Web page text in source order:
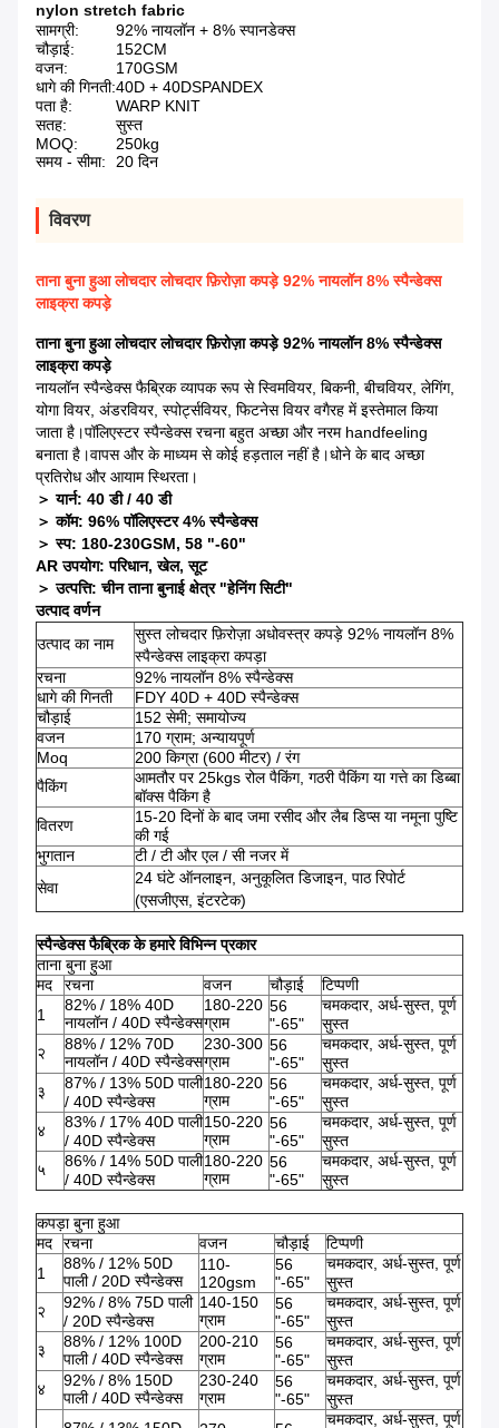
nylon stretch fabric
सामग्री:
92% नायलॉन + 8% स्पानडेक्स
चौड़ाई:
152CM
वजन:
170GSM
धागे की गिनती:40D + 40DSPANDEX
पता है:
WARP KNIT
सतह:
सुस्त
MOQ:
250kg
समय - सीमा:
20 दिन
विवरण
ताना बुना हुआ लोचदार लोचदार फ़िरोज़ा कपड़े 92% नायलॉन 8% स्पैन्डेक्स
लाइक्रा कपड़े
ताना बुना हुआ लोचदार लोचदार फ़िरोज़ा कपड़े 92% नायलॉन 8% स्पैन्डेक्स
लाइक्रा कपड़े
नायलॉन स्पैन्डेक्स फैब्रिक व्यापक रूप से स्विमवियर, बिकनी, बीचवियर, लेगिंग,
योगा वियर, अंडरवियर, स्पोर्ट्सवियर, फिटनेस वियर वगैरह में इस्तेमाल किया
जाता है।पॉलिएस्टर स्पैन्डेक्स रचना बहुत अच्छा और नरम handfeeling
बनाता है।वापस और के माध्यम से कोई हड़ताल नहीं है।धोने के बाद अच्छा
प्रतिरोध और आयाम स्थिरता।
＞ यार्न: 40 डी / 40 डी
＞ कॉम: 96% पॉलिएस्टर 4% स्पैन्डेक्स
＞ स्प: 180-230GSM, 58 "-60"
AR उपयोग: परिधान, खेल, सूट
＞ उत्पत्ति: चीन ताना बुनाई क्षेत्र "हेनिंग सिटी"
उत्पाद वर्णन
उत्पाद का नाम
सुस्त लोचदार फ़िरोज़ा अधोवस्त्र कपड़े 92% नायलॉन 8%
स्पैन्डेक्स लाइक्रा कपड़ा
रचना
92% नायलॉन 8% स्पैन्डेक्स
धागे की गिनती
FDY 40D + 40D स्पैन्डेक्स
चौड़ाई
152 सेमी; समायोज्य
वजन
170 ग्राम; अन्यायपूर्ण
Moq
200 किग्रा (600 मीटर) / रंग
पैकिंग
आमतौर पर 25kgs रोल पैकिंग, गठरी पैकिंग या गत्ते का डिब्बा
बॉक्स पैकिंग है
वितरण
15-20 दिनों के बाद जमा रसीद और लैब डिप्स या नमूना पुष्टि
की गई
भुगतान
टी / टी और एल / सी नजर में
सेवा
24 घंटे ऑनलाइन, अनुकूलित डिजाइन, पाठ रिपोर्ट
(एसजीएस, इंटरटेक)
स्पैन्डेक्स फैब्रिक के हमारे विभिन्न प्रकार
ताना बुना हुआ
मद
रचना वजन चौड़ाई
टिप्पणी
1
82% / 18% 40D
नायलॉन / 40D स्पैन्डेक्स
180-220
ग्राम
56
"-65"
चमकदार, अर्ध-सुस्त, पूर्ण
सुस्त
२
88% / 12% 70D
नायलॉन / 40D स्पैन्डेक्स
230-300
ग्राम
56
"-65"
चमकदार, अर्ध-सुस्त, पूर्ण
सुस्त
३
87% / 13% 50D पाली
/ 40D स्पैन्डेक्स
180-220
ग्राम
56
"-65"
चमकदार, अर्ध-सुस्त, पूर्ण
सुस्त
४
83% / 17% 40D पाली
/ 40D स्पैन्डेक्स
150-220
ग्राम
56
"-65"
चमकदार, अर्ध-सुस्त, पूर्ण
सुस्त
५
86% / 14% 50D पाली
/ 40D स्पैन्डेक्स
180-220
ग्राम
56
"-65"
चमकदार, अर्ध-सुस्त, पूर्ण
सुस्त
कपड़ा बुना हुआ
मद
रचना वजन चौड़ाई
टिप्पणी
1
88% / 12% 50D
पाली / 20D स्पैन्डेक्स
110-
120gsm
56
"-65"
चमकदार, अर्ध-सुस्त, पूर्ण
सुस्त
२
92% / 8% 75D पाली
/ 20D स्पैन्डेक्स
140-150
ग्राम
56
"-65"
चमकदार, अर्ध-सुस्त, पूर्ण
सुस्त
३
88% / 12% 100D
पाली / 40D स्पैन्डेक्स
200-210
ग्राम
56
"-65"
चमकदार, अर्ध-सुस्त, पूर्ण
सुस्त
४
92% / 8% 150D
पाली / 40D स्पैन्डेक्स
230-240
ग्राम
56
"-65"
चमकदार, अर्ध-सुस्त, पूर्ण
सुस्त
चमकदार, अर्ध-सुस्त, पूर्ण